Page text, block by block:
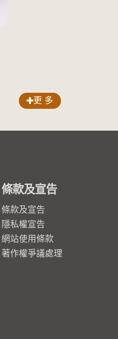
更 多
條款及宣告
條款及宣告
隱私權宣告
網站使用條款
著作權爭議處理